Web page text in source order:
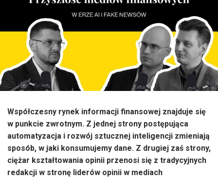
Współczesny rynek informacji finansowej znajduje się
w punkcie zwrotnym. Z jednej strony postępująca
automatyzacja i rozwój sztucznej inteligencji zmieniają
sposób, w jaki konsumujemy dane. Z drugiej zaś strony,
ciężar kształtowania opinii przenosi się z tradycyjnych
redakcji w stronę liderów opinii w mediach